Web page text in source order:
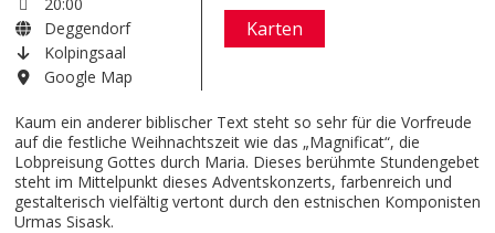
Deggendorf
Kolpingsaal
Google Map
Karten
Kaum ein anderer biblischer Text steht so sehr für die Vorfreude
auf die festliche Weihnachtszeit wie das „Magnificat“, die
Lobpreisung Gottes durch Maria. Dieses berühmte Stundengebet
steht im Mittelpunkt dieses Adventskonzerts, farbenreich und
gestalterisch vielfältig vertont durch den estnischen Komponisten
Urmas Sisask.